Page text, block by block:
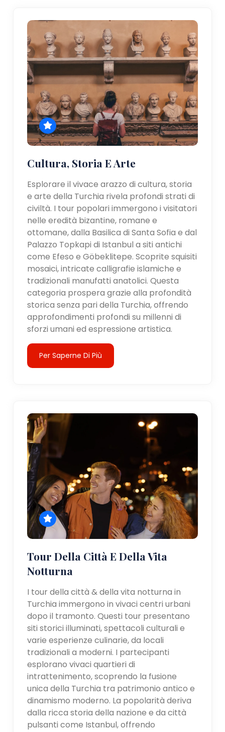
Cultura, Storia E Arte
Esplorare il vivace arazzo di cultura, storia
e arte della Turchia rivela profondi strati di
civiltà. I tour popolari immergono i visitatori
nelle eredità bizantine, romane e
ottomane, dalla Basilica di Santa Sofia e dal
Palazzo Topkapi di Istanbul a siti antichi
come Efeso e Göbeklitepe. Scoprite squisiti
mosaici, intricate calligrafie islamiche e
tradizionali manufatti anatolici. Questa
categoria prospera grazie alla profondità
storica senza pari della Turchia, offrendo
approfondimenti profondi su millenni di
sforzi umani ed espressione artistica.
Per Saperne Di Più
Tour Della Città E Della Vita
Notturna
I tour della città & della vita notturna in
Turchia immergono in vivaci centri urbani
dopo il tramonto. Questi tour presentano
siti storici illuminati, spettacoli culturali e
varie esperienze culinarie, da locali
tradizionali a moderni. I partecipanti
esplorano vivaci quartieri di
intrattenimento, scoprendo la fusione
unica della Turchia tra patrimonio antico e
dinamismo moderno. La popolarità deriva
dalla ricca storia della nazione e da città
pulsanti come Istanbul, offrendo